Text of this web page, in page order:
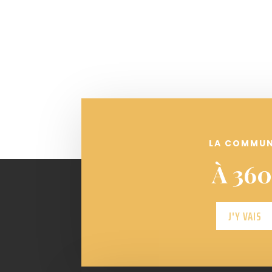
LA
À
J'Y VAIS